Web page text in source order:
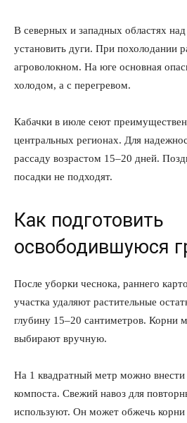
В северных и западных областях над
установить дуги. При похолодании
агроволокном. На юге основная
холодом, а с перегревом.
Кабачки в июле сеют
центральных регионах. Для
рассаду возрастом 15–20 дней.
посадки не подходят.
Как подготовить
освободившуюся
После уборки чеснока, раннего
участка удаляют растительные
глубину 15–20 сантиметров. Корни
выбирают вручную.
На 1 квадратный метр можно внести
компоста. Свежий навоз для
используют. Он может обжечь